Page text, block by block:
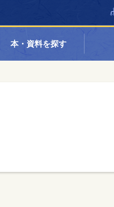
本・資料を探す